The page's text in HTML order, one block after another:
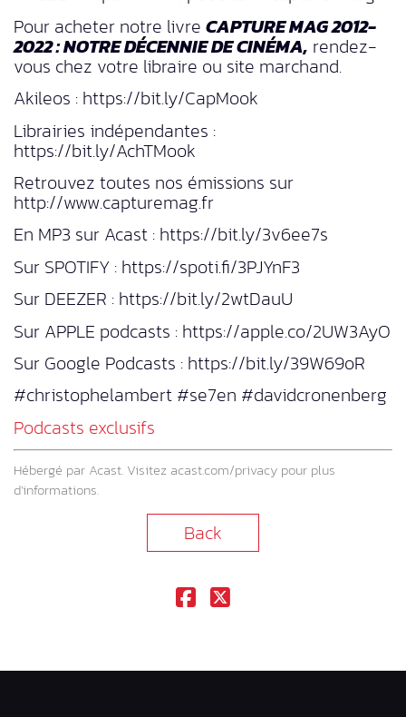
Pour acheter notre livre CAPTURE MAG 2012-
2022 : NOTRE DÉCENNIE DE CINÉMA, rendez-
vous chez votre libraire ou site marchand.
Akileos : https://bit.ly/CapMook
Librairies indépendantes :
https://bit.ly/AchTMook
Retrouvez toutes nos émissions sur
http://www.capturemag.fr
En MP3 sur Acast : https://bit.ly/3v6ee7s
Sur SPOTIFY : https://spoti.fi/3PJYnF3
Sur DEEZER : https://bit.ly/2wtDauU
Sur APPLE podcasts : https://apple.co/2UW3AyO
Sur Google Podcasts : https://bit.ly/39W69oR
#christophelambert #se7en #davidcronenberg
Podcasts exclusifs
Hébergé par Acast. Visitez acast.com/privacy pour plus
d’informations.
Back